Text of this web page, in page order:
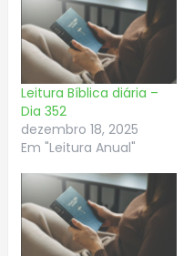
Leitura Bíblica diária –
Dia 352
dezembro 18, 2025
Em "Leitura Anual"